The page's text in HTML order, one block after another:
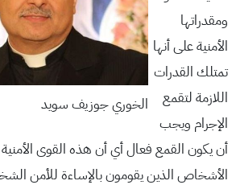
الخوري جوزيف سويد
ومقدراتها
الأمنية على أنها
تمتلك القدرات
اللازمة لتقمع
الإجرام ويجب
أن يكون القمع فعال أي أن هذه القوى
الأشخاص الذين يقومون بالإساءة للأمن